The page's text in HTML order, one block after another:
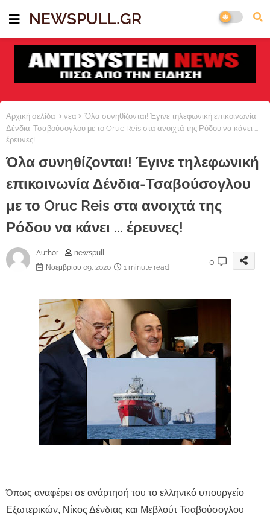
NEWSPULL.GR
Αρχική σελίδα νεα
Όλα συνηθίζονται! Έγινε τηλεφωνική επικοινωνία
Δένδια-Τσαβούσογλου με το Oruc Reis στα ανοιχτά της Ρόδου να κάνει ...
έρευνες!
Όλα συνηθίζονται! Έγινε τηλεφωνική
επικοινωνία Δένδια-Τσαβούσογλου
με το Oruc Reis στα ανοιχτά της
Ρόδου να κάνει ... έρευνες!
Author -
newspull
Νοεμβρίου 09, 2020
1 minute read
0
Όπως αναφέρει σε ανάρτησή του το ελληνικό υπουργείο
Εξωτερικών, Νίκος Δένδιας και Μεβλούτ Τσαβούσογλου